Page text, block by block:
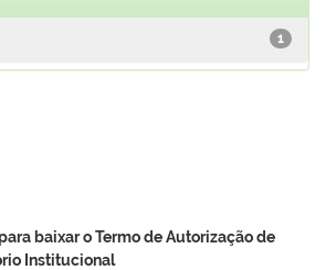
1
baixar o Termo de Autorização de
Institucional